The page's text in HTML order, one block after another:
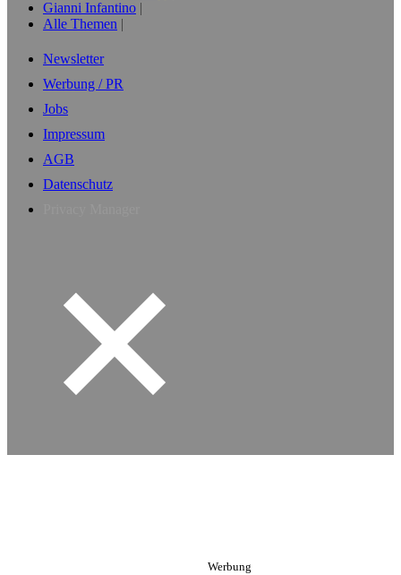
Gianni Infantino
Alle Themen
Newsletter
Werbung / PR
Jobs
Impressum
AGB
Datenschutz